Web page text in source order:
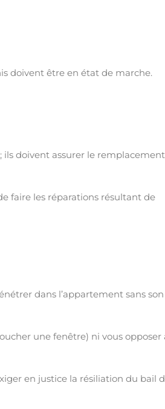
doivent être en état de marche.
ils doivent assurer le remplacement
faire les réparations résultant de
dans l’appartement sans son
une fenêtre) ni vous opposer
en justice la résiliation du bail